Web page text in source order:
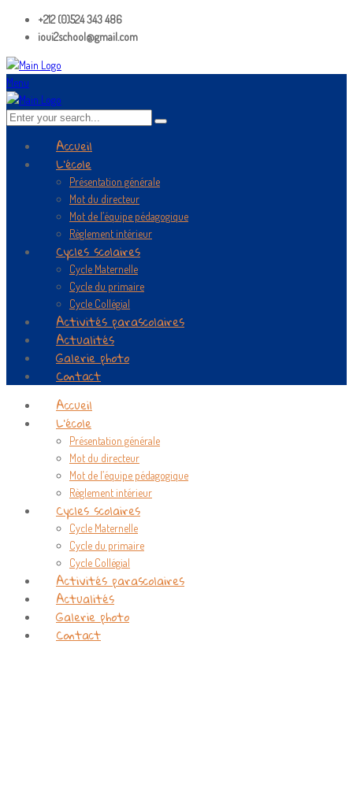
+212 (0)524 343 486
ioui2school@gmail.com
Menu
Accueil
L’école
Présentation générale
Mot du directeur
Mot de l’équipe pédagogique
Règlement intérieur
Cycles scolaires
Cycle Maternelle
Cycle du primaire
Cycle Collégial
Activités parascolaires
Actualités
Galerie photo
Contact
Accueil
L’école
Présentation générale
Mot du directeur
Mot de l’équipe pédagogique
Règlement intérieur
Cycles scolaires
Cycle Maternelle
Cycle du primaire
Cycle Collégial
Activités parascolaires
Actualités
Galerie photo
Contact